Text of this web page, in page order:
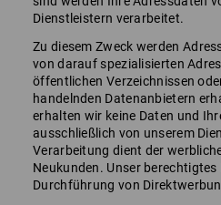
Dienstleistern verarbeitet.
Zu diesem Zweck werden
von darauf spezialisierten
öffentlichen Verzeichnissen
handelnden Datenanbietern
erhalten wir keine Daten und
ausschließlich von unserem
Verarbeitung dient der
Neukunden. Unser
Durchführung von